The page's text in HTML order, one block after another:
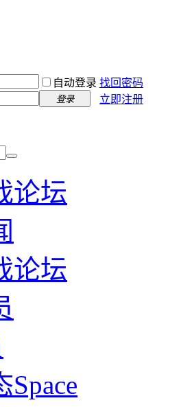
自动登录 找回密码
登录 立即注册
论坛
论坛
Space